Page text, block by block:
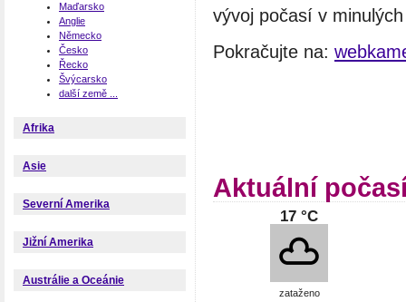
Maďarsko
Anglie
Německo
Česko
Řecko
Švýcarsko
další země ...
Afrika
Asie
Severní Amerika
Jižní Amerika
Austrálie a Oceánie
vývoj počasí v
Pokračujte na:
Aktuální
17 °C
zataženo